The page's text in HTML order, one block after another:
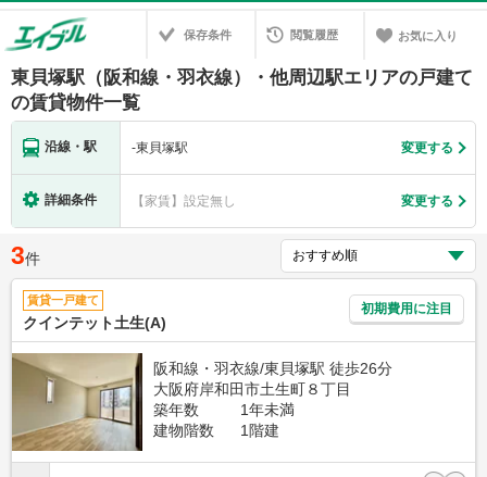
保存条件 閲覧履歴 お気に入り
東貝塚駅（阪和線・羽衣線）・他周辺駅エリアの戸建て
の賃貸物件一覧
沿線・駅 -東貝塚駅 変更する
詳細条件 【家賃】設定無し 変更する
3件
賃貸一戸建て
クインテット土生(A)
初期費用に注目
阪和線・羽衣線/東貝塚駅 徒歩26分
大阪府岸和田市土生町８丁目
築年数
1年未満
建物階数
1階建